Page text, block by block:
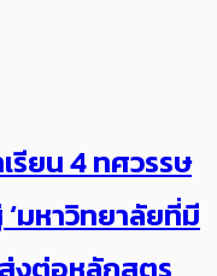
ยน 4 ทศวรรษ
มหาวิทยาลัยที่มี